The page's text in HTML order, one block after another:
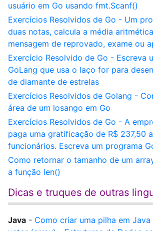
usuário em Go usando fmt.Scanf()
Exercícios Resolvidos de Go - Um
duas notas, calcula a média
mensagem de reprovado, exame ou
Exercício Resolvido de Go - Escreva
GoLang que usa o laço for para
de diamante de estrelas
Exercícios Resolvidos de Golang -
área de um losango em Go
Exercícios Resolvidos de Go - A
paga uma gratificação de R$ 237,50
funcionários. Escreva um programa
Como retornar o tamanho de um
a função len()
Dicas e truques de outras
Java - Como criar uma pilha em Java